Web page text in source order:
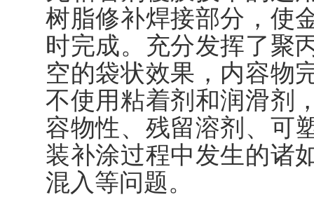
树脂修补焊接部分，使
时完成。充分发挥了聚
空的袋状效果，内容物
不使用粘着剂和润滑剂
容物性、残留溶剂、可
装补涂过程中发生的诸
混入等问题。